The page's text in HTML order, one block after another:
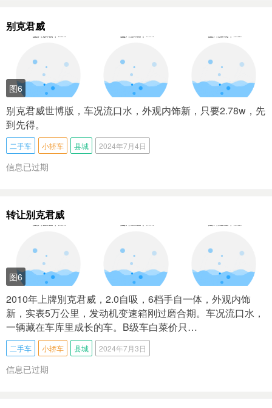
别克君威
图6
别克君威世博版，车况流口水，外观内饰新，只要2.78w，先
到先得。
二手车 小轿车 县城 2024年7月4日
信息已过期
转让别克君威
图6
2010年上牌別克君威，2.0自吸，6档手自一体，外观内饰
新，实表5万公里，发动机变速箱刚过磨合期。车况流口水，
一辆藏在车库里成长的车。B级车白菜价只…
二手车 小轿车 县城 2024年7月3日
信息已过期